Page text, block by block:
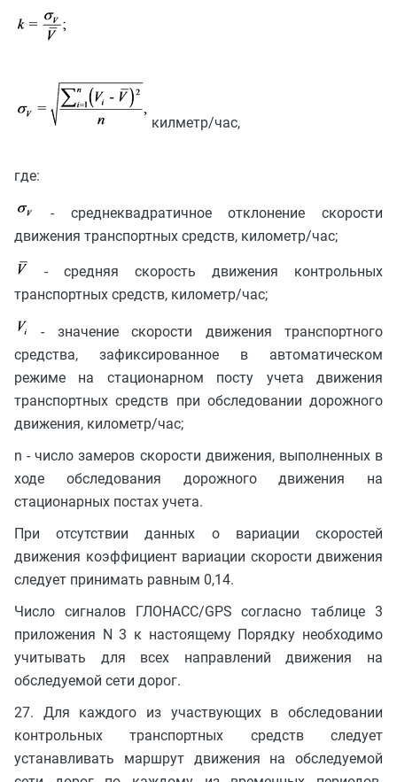
килметр/час,
где:
- среднеквадратичное отклонение скорости
движения транспортных средств, километр/час;
- средняя скорость движения контрольных
транспортных средств, километр/час;
- значение скорости движения транспортного
средства, зафиксированное в автоматическом
режиме на стационарном посту учета движения
транспортных средств при обследовании дорожного
движения, километр/час;
n - число замеров скорости движения, выполненных в
ходе обследования дорожного движения на
стационарных постах учета.
При отсутствии данных о вариации скоростей
движения коэффициент вариации скорости движения
следует принимать равным 0,14.
Число сигналов ГЛОНАСС/GPS согласно таблице 3
приложения N 3 к настоящему Порядку необходимо
учитывать для всех направлений движения на
обследуемой сети дорог.
27. Для каждого из участвующих в обследовании
контрольных транспортных средств следует
устанавливать маршрут движения на обследуемой